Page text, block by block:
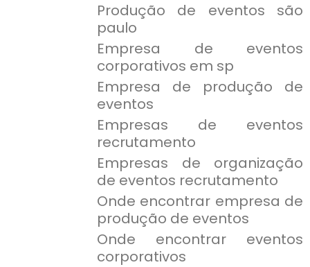
Produção de eventos são
paulo
Empresa de eventos
corporativos em sp
Empresa de produção de
eventos
Empresas de eventos
recrutamento
Empresas de organização
de eventos recrutamento
Onde encontrar empresa de
produção de eventos
Onde encontrar eventos
corporativos